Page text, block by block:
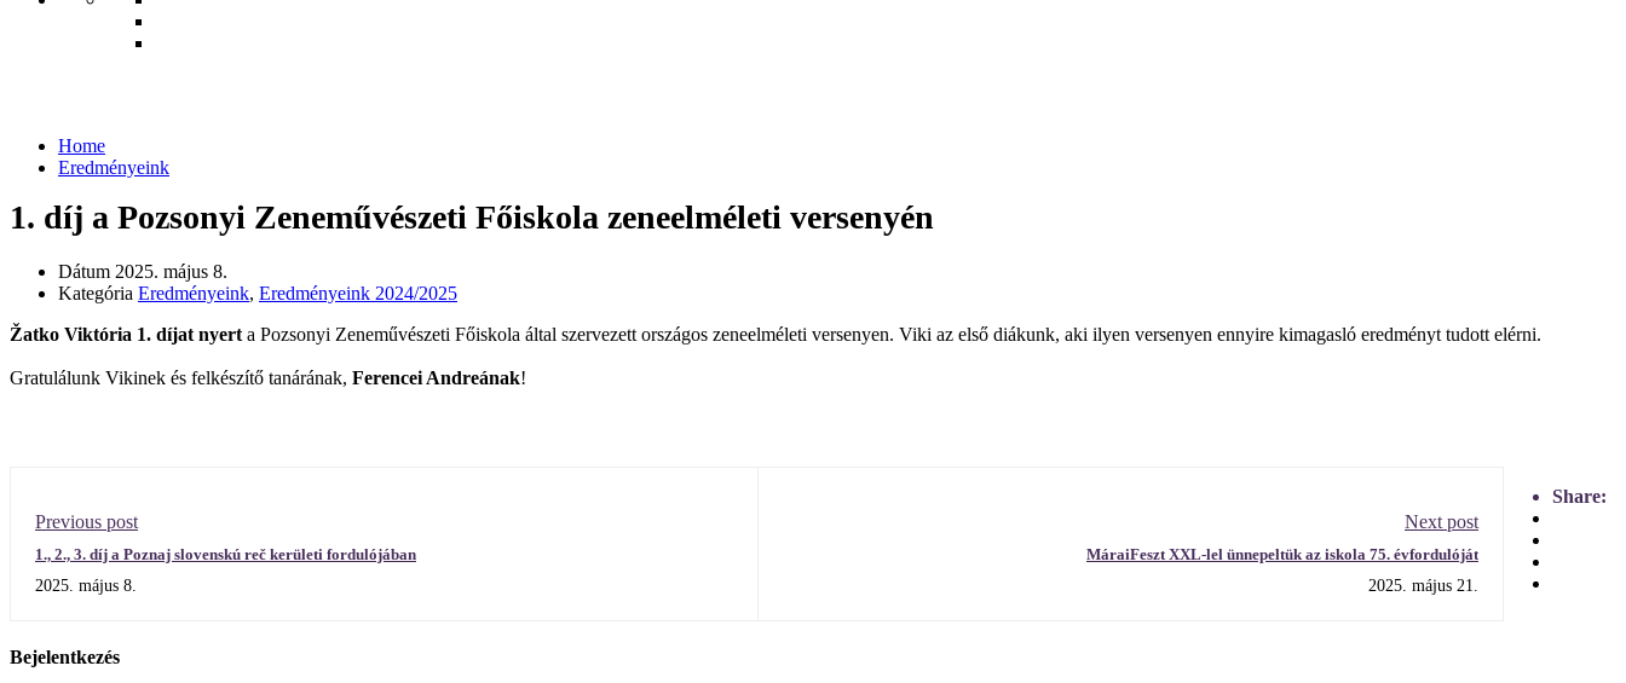
Home
Eredményeink
1. díj a Pozsonyi Zeneművészeti Főiskola zeneelméleti versenyén
Dátum 2025. május 8.
Kategória Eredményeink, Eredményeink 2024/2025
Žatko Viktória 1. díjat nyert a Pozsonyi Zeneművészeti Főiskola által szervezett országos zeneelméleti versenyen. Viki az első diákunk, aki ilyen versenyen ennyire kimagasló eredményt tudott elérni.
Gratulálunk Vikinek és felkészítő tanárának, Ferencei Andreának!
Share:
Previous post
1., 2., 3. díj a Poznaj slovenskú reč kerületi fordulójában
2025. május 8.
Next post
MáraiFeszt XXL-lel ünnepeltük az iskola 75. évfordulóját
2025. május 21.
Bejelentkezés